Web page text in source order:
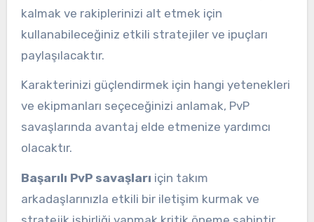
kalmak ve rakiplerinizi alt etmek için
kullanabileceğiniz etkili stratejiler ve ipuçları
paylaşılacaktır.
Karakterinizi güçlendirmek için hangi yetenekleri
ve ekipmanları seçeceğinizi anlamak, PvP
savaşlarında avantaj elde etmenize yardımcı
olacaktır.
Başarılı PvP savaşları için takım
arkadaşlarınızla etkili bir iletişim kurmak ve